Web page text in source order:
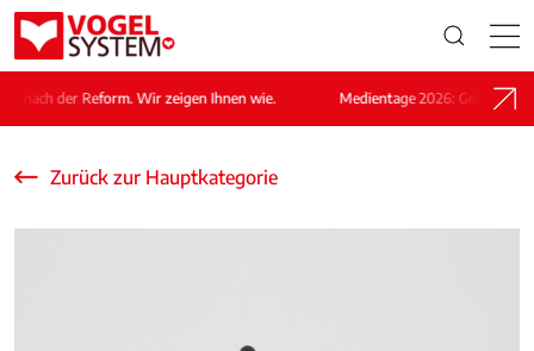
nach der Reform. Wir zeigen Ihnen wie. Medientage 2026: Geld
Zurück zur Hauptkategorie